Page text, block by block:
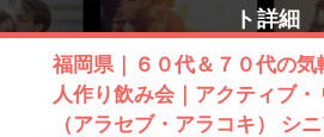
ト詳細
福岡県｜６０代＆７０代の気
人作り飲み会｜アクティブ・
（アラセブ・アラコキ） シ